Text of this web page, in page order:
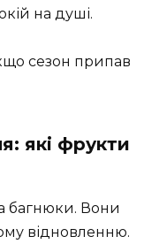
на душі.
сезон припав
які фрукти
багнюки. Вони
відновленню.